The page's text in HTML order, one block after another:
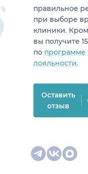
правильное
при выборе
клиники.
вы получите
по программе
лояльности.
Оставить
отзыв